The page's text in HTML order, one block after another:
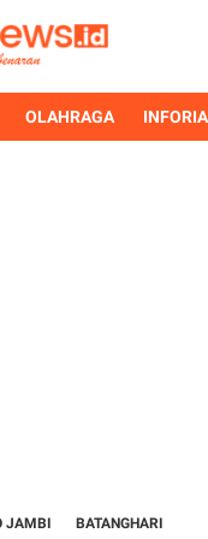
OLAHRAGA
JAMBI BATANGHARI